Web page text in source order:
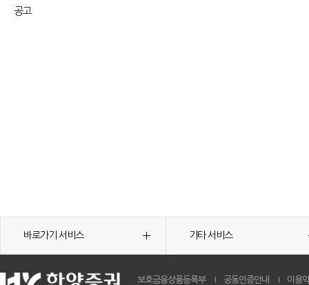
공고
바로가기 서비스 기타 서비스
보호금융상품등록부 공동인증안내 이용